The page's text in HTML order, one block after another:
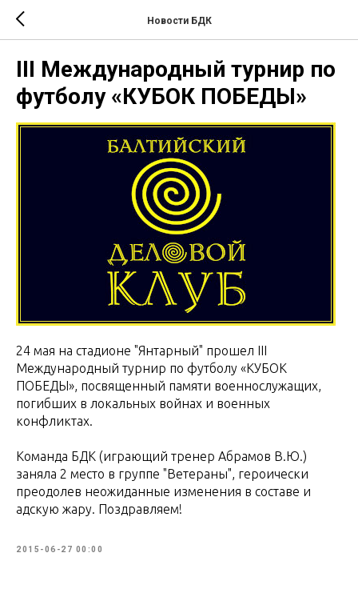
Новости БДК
III Международный турнир по
футболу «КУБОК ПОБЕДЫ»
24 мая на стадионе "Янтарный" прошел III
Международный турнир по футболу «КУБОК
ПОБЕДЫ», посвященный памяти военнослужащих,
погибших в локальных войнах и военных
конфликтах.
Команда БДК (играющий тренер Абрамов В.Ю.)
заняла 2 место в группе "Ветераны", героически
преодолев неожиданные изменения в составе и
адскую жару. Поздравляем!
2015-06-27 00:00